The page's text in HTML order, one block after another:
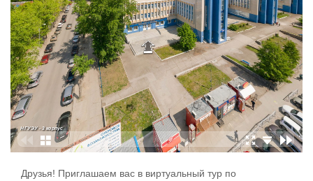
Друзья! Приглашаем вас в виртуальный тур по